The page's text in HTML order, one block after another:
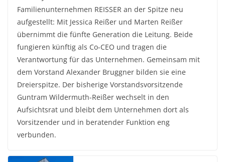
Familienunternehmen REISSER an der Spitze neu
aufgestellt: Mit Jessica Reißer und Marten Reißer
übernimmt die fünfte Generation die Leitung. Beide
fungieren künftig als Co-CEO und tragen die
Verantwortung für das Unternehmen. Gemeinsam mit
dem Vorstand Alexander Bruggner bilden sie eine
Dreierspitze. Der bisherige Vorstandsvorsitzende
Guntram Wildermuth-Reißer wechselt in den
Aufsichtsrat und bleibt dem Unternehmen dort als
Vorsitzender und in beratender Funktion eng
verbunden.